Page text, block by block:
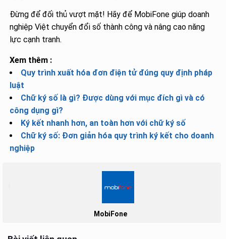
Đừng để đối thủ vượt mặt! Hãy để MobiFone giúp doanh
nghiệp Việt chuyển đổi số thành công và nâng cao năng
lực cạnh tranh.
Xem thêm :
Quy trình xuất hóa đơn điện tử đúng quy định pháp
luật
Chữ ký số là gì? Được dùng với mục đích gì và có
công dụng gì?
Ký kết nhanh hơn, an toàn hơn với chữ ký số
Chữ ký số: Đơn giản hóa quy trình ký kết cho doanh
nghiệp
MobiFone